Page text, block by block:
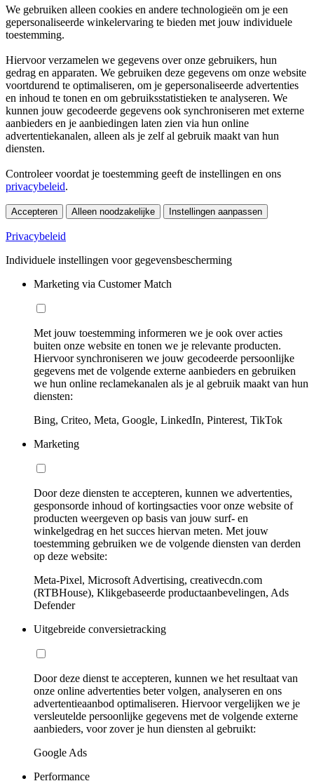
We gebruiken alleen cookies en andere technologieën om je een
gepersonaliseerde winkelervaring te bieden met jouw individuele
toestemming.
Hiervoor verzamelen we gegevens over onze gebruikers, hun
gedrag en apparaten. We gebruiken deze gegevens om onze website
voortdurend te optimaliseren, om je gepersonaliseerde advertenties
en inhoud te tonen en om gebruiksstatistieken te analyseren. We
kunnen jouw gecodeerde gegevens ook synchroniseren met externe
aanbieders en je aanbiedingen laten zien via hun online
advertentiekanalen, alleen als je zelf al gebruik maakt van hun
diensten.
Controleer voordat je toestemming geeft de instellingen en ons
privacybeleid.
Accepteren Alleen noodzakelijke Instellingen aanpassen
Privacybeleid
Individuele instellingen voor gegevensbescherming
Marketing via Customer Match
Met jouw toestemming informeren we je ook over acties
buiten onze website en tonen we je relevante producten.
Hiervoor synchroniseren we jouw gecodeerde persoonlijke
gegevens met de volgende externe aanbieders en gebruiken
we hun online reclamekanalen als je al gebruik maakt van hun
diensten:
Bing, Criteo, Meta, Google, LinkedIn, Pinterest, TikTok
Marketing
Door deze diensten te accepteren, kunnen we advertenties,
gesponsorde inhoud of kortingsacties voor onze website of
producten weergeven op basis van jouw surf- en
winkelgedrag en het succes hiervan meten. Met jouw
toestemming gebruiken we de volgende diensten van derden
op deze website:
Meta-Pixel, Microsoft Advertising, creativecdn.com
(RTBHouse), Klikgebaseerde productaanbevelingen, Ads
Defender
Uitgebreide conversietracking
Door deze dienst te accepteren, kunnen we het resultaat van
onze online advertenties beter volgen, analyseren en ons
advertentieaanbod optimaliseren. Hiervoor vergelijken we je
versleutelde persoonlijke gegevens met de volgende externe
aanbieders, voor zover je hun diensten al gebruikt:
Google Ads
Performance